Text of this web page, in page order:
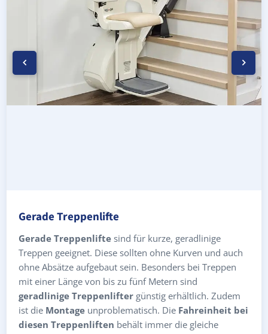
Gerade Treppenlifte
Gerade Treppenlifte sind für kurze, geradlinige
Treppen geeignet. Diese sollten ohne Kurven und auch
ohne Absätze aufgebaut sein. Besonders bei Treppen
mit einer Länge von bis zu fünf Metern sind
geradlinige Treppenlifter günstig erhältlich. Zudem
ist die Montage unproblematisch. Die Fahreinheit bei
diesen Treppenliften behält immer die gleiche